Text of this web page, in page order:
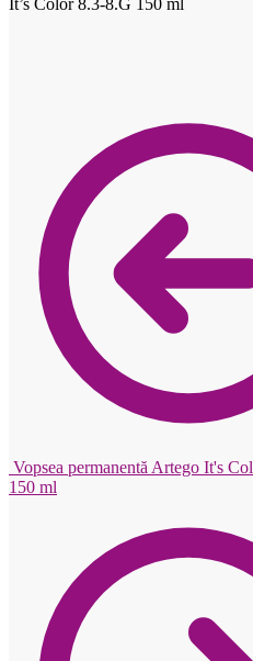
Vopsea permanentă Artego It's
150 ml